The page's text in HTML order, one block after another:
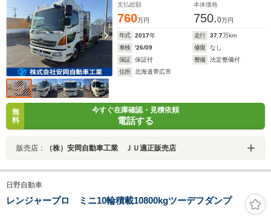
支払総額
760万円
本体価格
750.0万円
年式 2017年 走行 37.7万km
車検
'26/09 修復
なし
保証
保証付 整備
法定整備付
住所
北海道帯広市
無
料
今すぐ在庫確認・見積依頼
電話する
販売店： （株）安岡自動車工業 ＪＵ適正販売店
日野自動車
レンジャープロ ミニ10輪積載10800kgツーデフダンプ